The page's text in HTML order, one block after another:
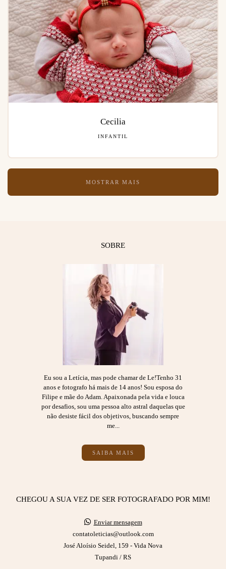
Cecilia
INFANTIL
MOSTRAR MAIS
SOBRE
Eu sou a Letícia, mas pode chamar de Le!Tenho 31
anos e fotografo há mais de 14 anos! Sou esposa do
Filipe e mãe do Adam. Apaixonada pela vida e louca
por desafios, sou uma pessoa alto astral daquelas que
não desiste fácil dos objetivos, buscando sempre
me...
SAIBA MAIS
CHEGOU A SUA VEZ DE SER FOTOGRAFADO POR MIM!
Enviar mensagem
contatoleticias@outlook.com
José Aloísio Seidel, 159 - Vida Nova
Tupandi / RS